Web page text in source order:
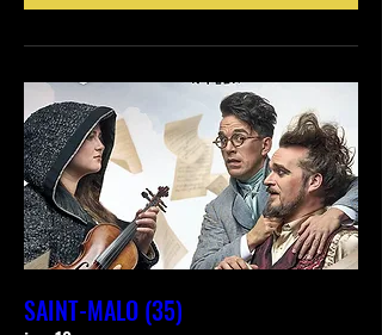
SAINT-MALO (35)